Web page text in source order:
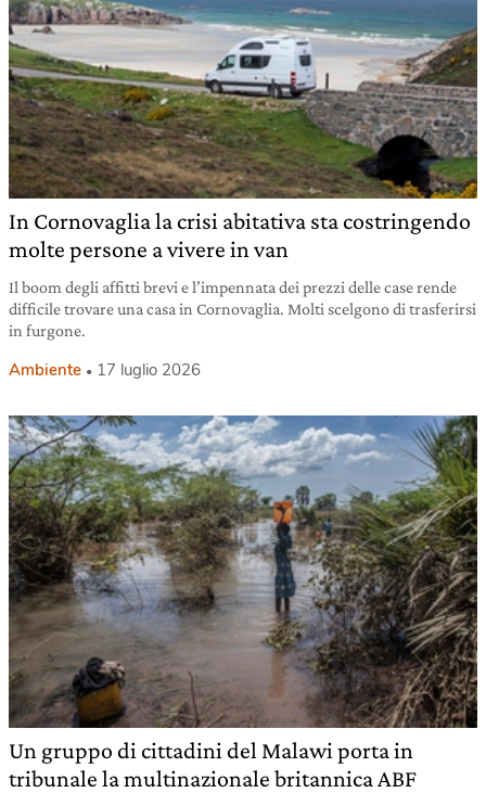
In Cornovaglia la crisi abitativa sta costringendo
molte persone a vivere in van
Il boom degli affitti brevi e l’impennata dei prezzi delle case rende
difficile trovare una casa in Cornovaglia. Molti scelgono di trasferirsi
in furgone.
Ambiente 17 luglio 2026
Un gruppo di cittadini del Malawi porta in
tribunale la multinazionale britannica ABF